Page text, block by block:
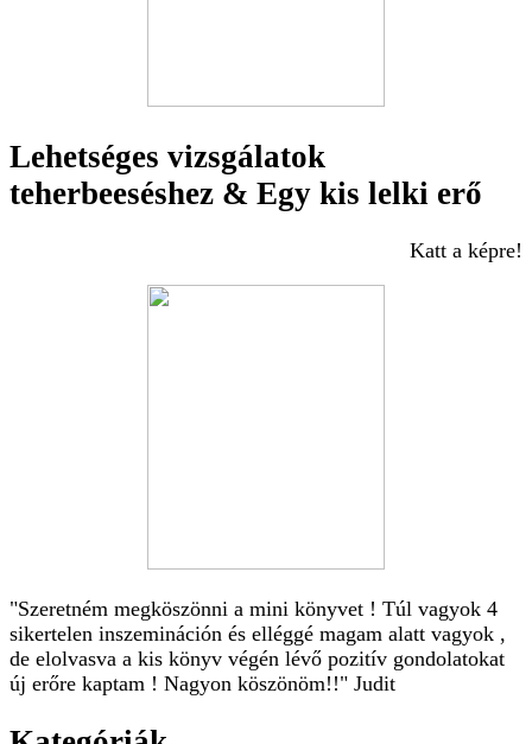
Lehetséges vizsgálatok
teherbeeséshez & Egy kis lelki erő
Katt a képre!
"Szeretném megköszönni a mini könyvet ! Túl vagyok 4
sikertelen inszemináción és elléggé magam alatt vagyok ,
de elolvasva a kis könyv végén lévő pozitív gondolatokat
új erőre kaptam ! Nagyon köszönöm!!" Judit